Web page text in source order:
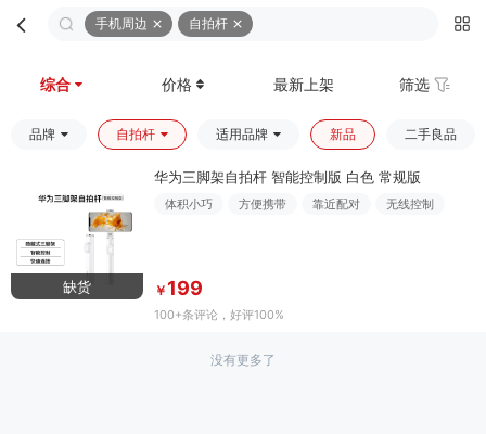
手机周边 自拍杆
综合 价格 最新上架 筛选
品牌 自拍杆 适用品牌 新品 二手良品
缺货
华为三脚架自拍杆 智能控制版 白色 常规版
体积小巧 方便携带 靠近配对 无线控制
￥ 199
100+条评论 ，好评100%
没有更多了